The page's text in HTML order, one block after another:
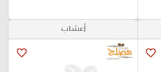
favorite_border
أعشاب
favorite_border